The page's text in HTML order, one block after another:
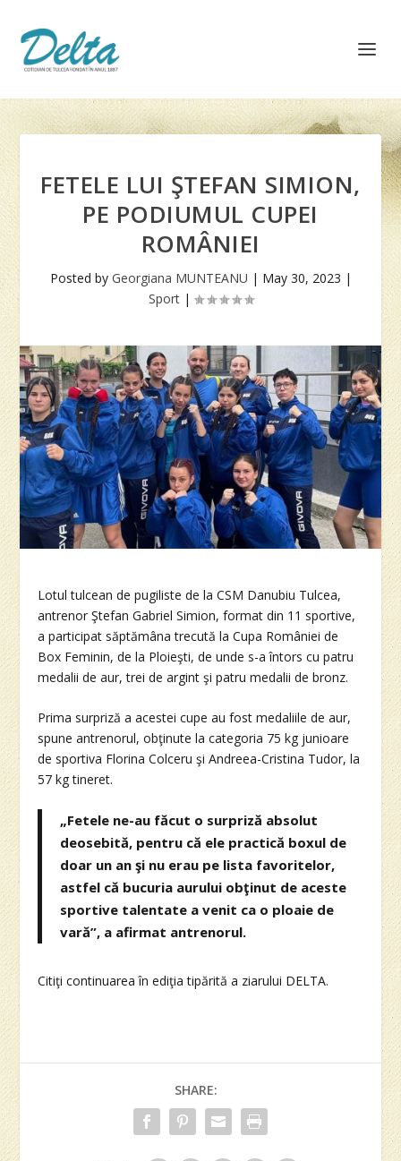
FETELE LUI ŞTEFAN SIMION,
PE PODIUMUL CUPEI
ROMÂNIEI
Posted by Georgiana MUNTEANU | May 30, 2023 |
Sport|
Lotul tulcean de pugiliste de la CSM Danubiu Tulcea,
antrenor Ştefan Gabriel Simion, format din 11 sportive,
a participat săptămâna trecută la Cupa României de
Box Feminin, de la Ploieşti, de unde s-a întors cu patru
medalii de aur, trei de argint şi patru medalii de bronz.
Prima surpriză a acestei cupe au fost medaliile de aur,
spune antrenorul, obţinute la categoria 75 kg junioare
de sportiva Florina Colceru şi Andreea-Cristina Tudor, la
57 kg tineret.
„Fetele ne-au făcut o surpriză absolut
deosebită, pentru că ele practică boxul de
doar un an şi nu erau pe lista favoritelor,
astfel că bucuria aurului obţinut de aceste
sportive talentate a venit ca o ploaie de
vară”, a afirmat antrenorul.
Citiţi continuarea în ediţia tipărită a ziarului DELTA.
SHARE: